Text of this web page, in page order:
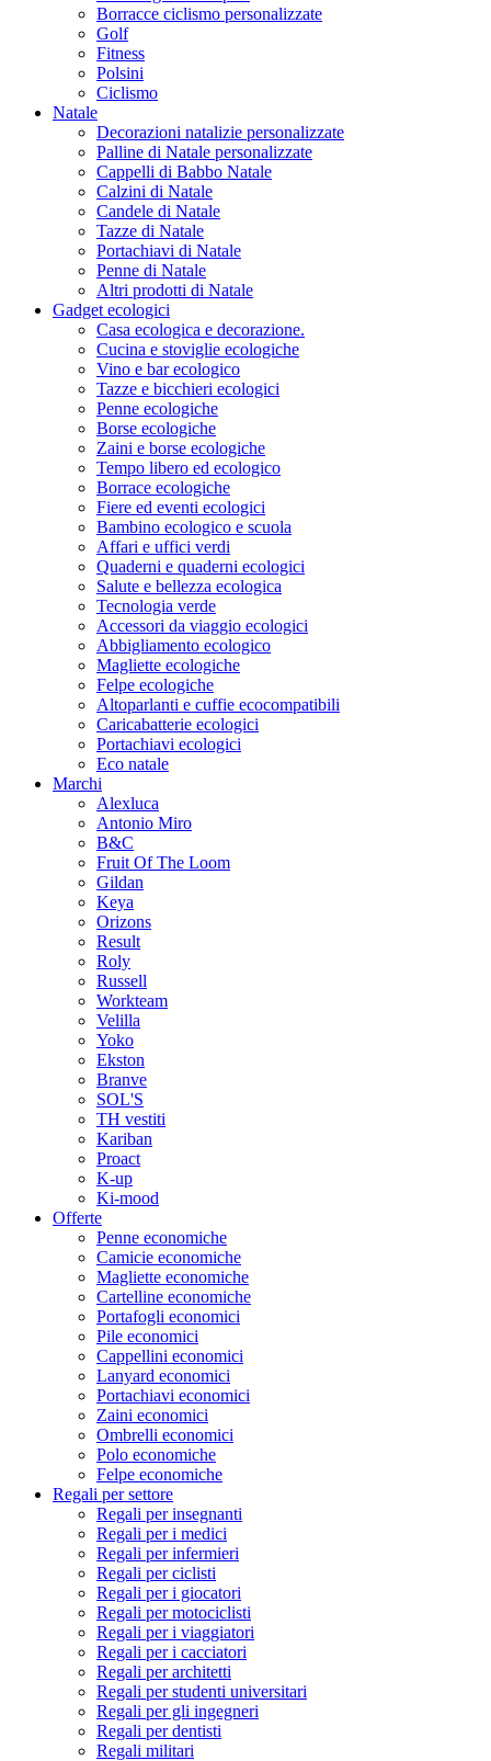
Borracce ciclismo personalizzate
Golf
Fitness
Polsini
Ciclismo
Natale
Decorazioni natalizie personalizzate
Palline di Natale personalizzate
Cappelli di Babbo Natale
Calzini di Natale
Candele di Natale
Tazze di Natale
Portachiavi di Natale
Penne di Natale
Altri prodotti di Natale
Gadget ecologici
Casa ecologica e decorazione.
Cucina e stoviglie ecologiche
Vino e bar ecologico
Tazze e bicchieri ecologici
Penne ecologiche
Borse ecologiche
Zaini e borse ecologiche
Tempo libero ed ecologico
Borrace ecologiche
Fiere ed eventi ecologici
Bambino ecologico e scuola
Affari e uffici verdi
Quaderni e quaderni ecologici
Salute e bellezza ecologica
Tecnologia verde
Accessori da viaggio ecologici
Abbigliamento ecologico
Magliette ecologiche
Felpe ecologiche
Altoparlanti e cuffie ecocompatibili
Caricabatterie ecologici
Portachiavi ecologici
Eco natale
Marchi
Alexluca
Antonio Miro
B&C
Fruit Of The Loom
Gildan
Keya
Orizons
Result
Roly
Russell
Workteam
Velilla
Yoko
Ekston
Branve
SOL'S
TH vestiti
Kariban
Proact
K-up
Ki-mood
Offerte
Penne economiche
Camicie economiche
Magliette economiche
Cartelline economiche
Portafogli economici
Pile economici
Cappellini economici
Lanyard economici
Portachiavi economici
Zaini economici
Ombrelli economici
Polo economiche
Felpe economiche
Regali per settore
Regali per insegnanti
Regali per i medici
Regali per infermieri
Regali per ciclisti
Regali per i giocatori
Regali per motociclisti
Regali per i viaggiatori
Regali per i cacciatori
Regali per architetti
Regali per studenti universitari
Regali per gli ingegneri
Regali per dentisti
Regali militari